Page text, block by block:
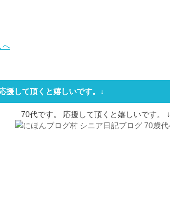
援して頂くと嬉しいです。↓
70代です。 応援して頂くと嬉しいです。 ↓